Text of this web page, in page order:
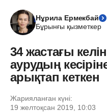
Нұрила Ермекбай
Бұрынғы қызметкер
34 жастағы
аурудың
арықтап кеткен
Жарияланған күні:
19 желтоқсан 2019, 10:03